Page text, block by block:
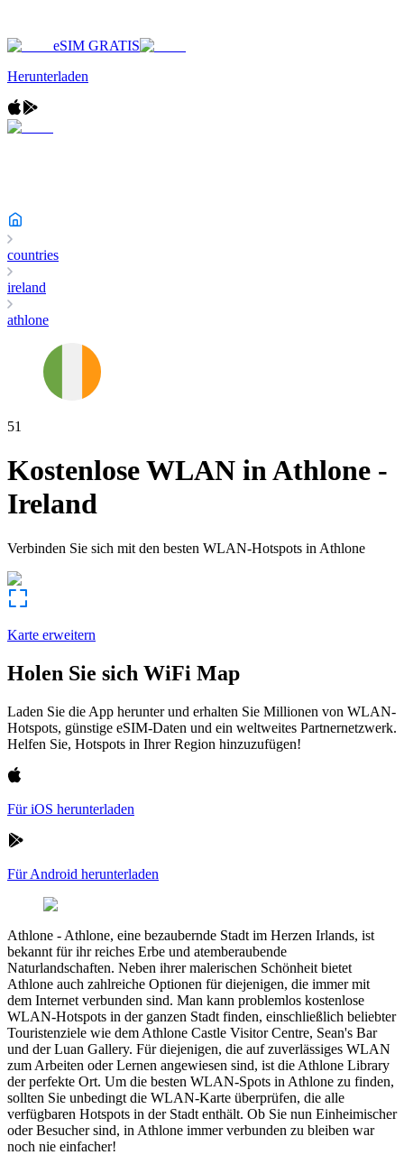
eSIM GRATIS
Herunterladen
countries
ireland
athlone
51
Kostenlose WLAN inAthlone -
Ireland
Verbinden Sie sich mit den besten WLAN-Hotspots in Athlone
Karte erweitern
Holen Sie sich WiFi Map
Laden Sie die App herunter und erhalten Sie Millionen von WLAN-
Hotspots, günstige eSIM-Daten und ein weltweites Partnernetzwerk.
Helfen Sie, Hotspots in Ihrer Region hinzuzufügen!
Für iOS herunterladen
Für Android herunterladen
Athlone - Athlone, eine bezaubernde Stadt im Herzen Irlands, ist
bekannt für ihr reiches Erbe und atemberaubende
Naturlandschaften. Neben ihrer malerischen Schönheit bietet
Athlone auch zahlreiche Optionen für diejenigen, die immer mit
dem Internet verbunden sind. Man kann problemlos kostenlose
WLAN-Hotspots in der ganzen Stadt finden, einschließlich beliebter
Touristenziele wie dem Athlone Castle Visitor Centre, Sean's Bar
und der Luan Gallery. Für diejenigen, die auf zuverlässiges WLAN
zum Arbeiten oder Lernen angewiesen sind, ist die Athlone Library
der perfekte Ort. Um die besten WLAN-Spots in Athlone zu finden,
sollten Sie unbedingt die WLAN-Karte überprüfen, die alle
verfügbaren Hotspots in der Stadt enthält. Ob Sie nun Einheimischer
oder Besucher sind, in Athlone immer verbunden zu bleiben war
noch nie einfacher!